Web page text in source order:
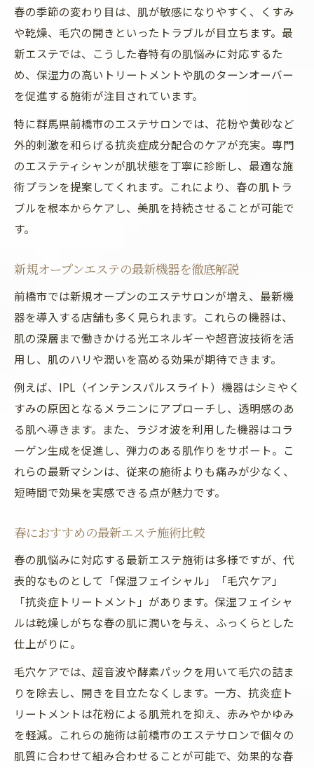
春の季節の変わり目は、肌が敏感になりやすく、くすみ
や乾燥、毛穴の開きといったトラブルが目立ちます。最
新エステでは、こうした春特有の肌悩みに対応するた
め、保湿力の高いトリートメントや肌のターンオーバー
を促進する施術が注目されています。
特に群馬県前橋市のエステサロンでは、花粉や黄砂など
外的刺激を和らげる抗炎症成分配合のケアが充実。専門
のエステティシャンが肌状態を丁寧に診断し、最適な施
術プランを提案してくれます。これにより、春の肌トラ
ブルを根本からケアし、美肌を持続させることが可能で
す。
新規オープンエステの最新機器を徹底解説
前橋市では新規オープンのエステサロンが増え、最新機
器を導入する店舗も多く見られます。これらの機器は、
肌の深層まで働きかける光エネルギーや超音波技術を活
用し、肌のハリや潤いを高める効果が期待できます。
例えば、IPL（インテンスパルスライト）機器はシミやく
すみの原因となるメラニンにアプローチし、透明感のあ
る肌へ導きます。また、ラジオ波を利用した機器はコラ
ーゲン生成を促進し、弾力のある肌作りをサポート。こ
れらの最新マシンは、従来の施術よりも痛みが少なく、
短時間で効果を実感できる点が魅力です。
春におすすめの最新エステ施術比較
春の肌悩みに対応する最新エステ施術は多様ですが、代
表的なものとして「保湿フェイシャル」「毛穴ケア」
「抗炎症トリートメント」があります。保湿フェイシャ
ルは乾燥しがちな春の肌に潤いを与え、ふっくらとした
仕上がりに。
毛穴ケアでは、超音波や酵素パックを用いて毛穴の詰ま
りを除去し、開きを目立たなくします。一方、抗炎症ト
リートメントは花粉による肌荒れを抑え、赤みやかゆみ
を軽減。これらの施術は前橋市のエステサロンで個々の
肌質に合わせて組み合わせることが可能で、効果的な春